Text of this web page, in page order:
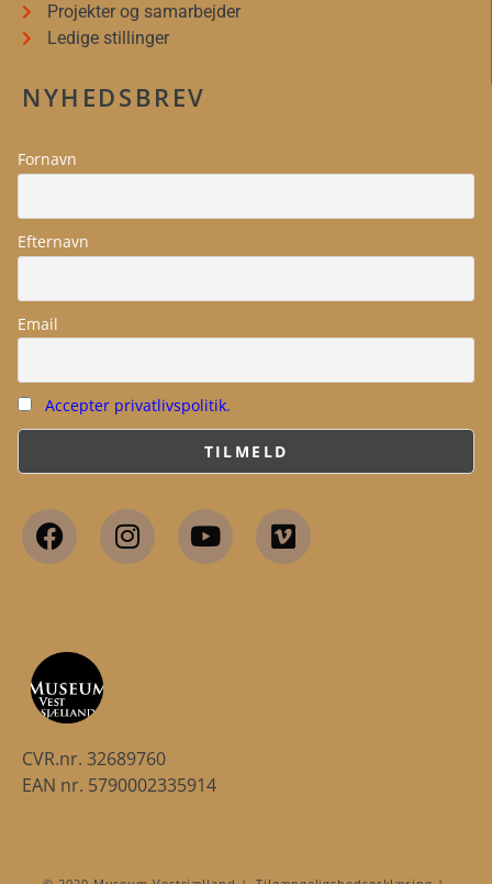
Projekter og samarbejder
Ledige stillinger
NYHEDSBREV
Fornavn
Efternavn
Email
Accepter privatlivspolitik.
CVR.nr. 32689760
EAN nr. 5790002335914